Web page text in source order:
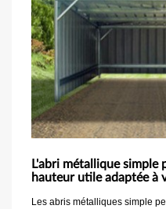
L'abri métallique simple
hauteur utile adaptée à
Les abris métalliques simple